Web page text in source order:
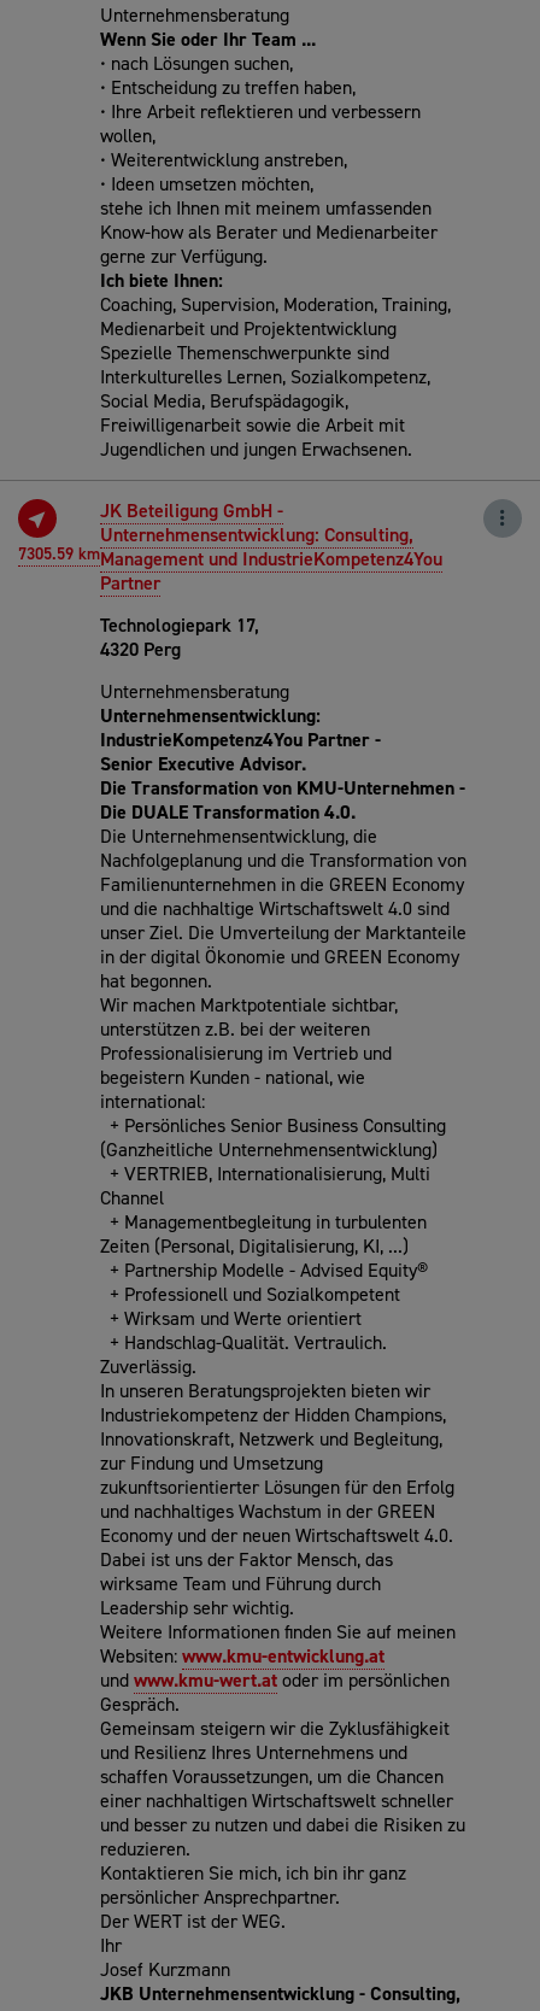
Unternehmensberatung
Wenn Sie oder Ihr Team ...
• nach Lösungen suchen,
• Entscheidung zu treffen haben,
• Ihre Arbeit reflektieren und verbessern
wollen,
• Weiterentwicklung anstreben,
• Ideen umsetzen möchten,
stehe ich Ihnen mit meinem umfassenden
Know-how als Berater und Medienarbeiter
gerne zur Verfügung.
Ich biete Ihnen:
Coaching, Supervision, Moderation, Training,
Medienarbeit und Projektentwicklung
Spezielle Themenschwerpunkte sind
Interkulturelles Lernen, Sozialkompetenz,
Social Media, Berufspädagogik,
Freiwilligenarbeit sowie die Arbeit mit
Jugendlichen und jungen Erwachsenen.
7305.59 km
JK Beteiligung GmbH -
Unternehmensentwicklung: Consulting,
Management und IndustrieKompetenz4You
Partner
Technologiepark 17,
4320 Perg
Unternehmensberatung
Unternehmensentwicklung:
IndustrieKompetenz4You Partner -
Senior Executive Advisor.
Die Transformation von KMU-Unternehmen -
Die DUALE Transformation 4.0.
Die Unternehmensentwicklung, die
Nachfolgeplanung und die Transformation von
Familienunternehmen in die GREEN Economy
und die nachhaltige Wirtschaftswelt 4.0 sind
unser Ziel. Die Umverteilung der Marktanteile
in der digital Ökonomie und GREEN Economy
hat begonnen.
Wir machen Marktpotentiale sichtbar,
unterstützen z.B. bei der weiteren
Professionalisierung im Vertrieb und
begeistern Kunden - national, wie
international:
+ Persönliches Senior Business Consulting
(Ganzheitliche Unternehmensentwicklung)
+ VERTRIEB, Internationalisierung, Multi
Channel
+ Managementbegleitung in turbulenten
Zeiten (Personal, Digitalisierung, KI, ...)
+ Partnership Modelle - Advised Equity®
+ Professionell und Sozialkompetent
+ Wirksam und Werte orientiert
+ Handschlag-Qualität. Vertraulich.
Zuverlässig.
In unseren Beratungsprojekten bieten wir
Industriekompetenz der Hidden Champions,
Innovationskraft, Netzwerk und Begleitung,
zur Findung und Umsetzung
zukunftsorientierter Lösungen für den Erfolg
und nachhaltiges Wachstum in der GREEN
Economy und der neuen Wirtschaftswelt 4.0.
Dabei ist uns der Faktor Mensch, das
wirksame Team und Führung durch
Leadership sehr wichtig.
Weitere Informationen finden Sie auf meinen
Websiten:www.kmu-entwicklung.at
undwww.kmu-wert.atoder im persönlichen
Gespräch.
Gemeinsam steigern wir die Zyklusfähigkeit
und Resilienz Ihres Unternehmens und
schaffen Voraussetzungen, um die Chancen
einer nachhaltigen Wirtschaftswelt schneller
und besser zu nutzen und dabei die Risiken zu
reduzieren.
Kontaktieren Sie mich, ich bin ihr ganz
persönlicher Ansprechpartner.
Der WERT ist der WEG.
Ihr
Josef Kurzmann
JKB Unternehmensentwicklung - Consulting,